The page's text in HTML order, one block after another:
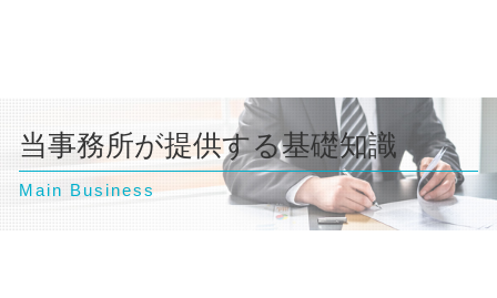
当事務所が提供する基礎知識
Main Business